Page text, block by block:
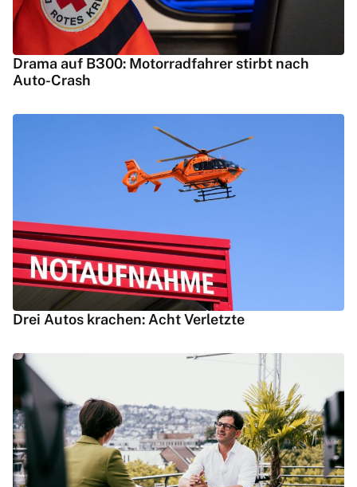
Drama auf B300: Motorradfahrer stirbt nach
Auto-Crash
Drei Autos krachen: Acht Verletzte